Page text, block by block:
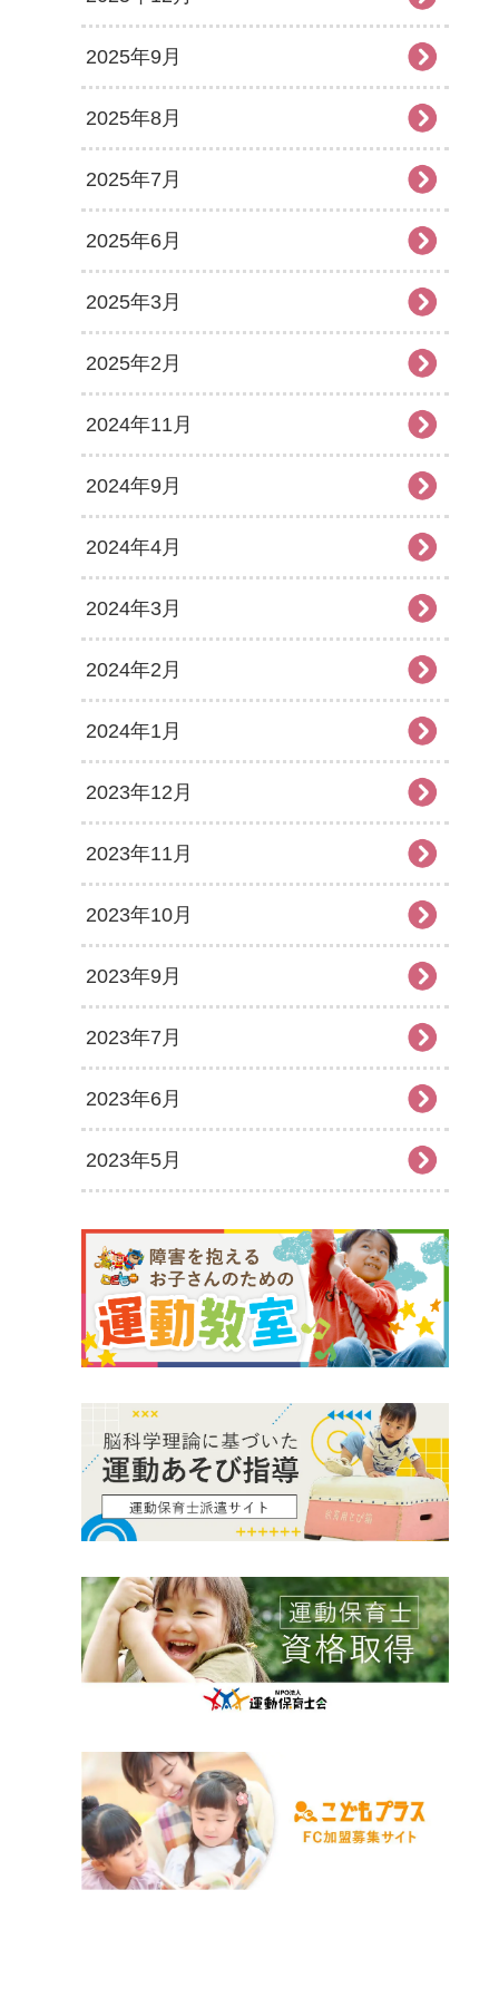
2025年9月
2025年8月
2025年7月
2025年6月
2025年3月
2025年2月
2024年11月
2024年9月
2024年4月
2024年3月
2024年2月
2024年1月
2023年12月
2023年11月
2023年10月
2023年9月
2023年7月
2023年6月
2023年5月